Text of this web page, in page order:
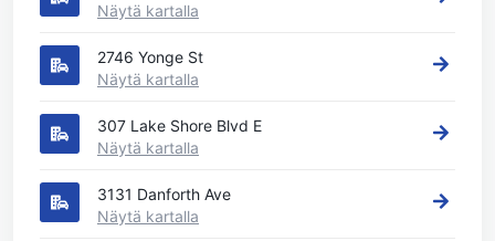
Näytä kartalla
2746 Yonge St
Näytä kartalla
307 Lake Shore Blvd E
Näytä kartalla
3131 Danforth Ave
Näytä kartalla